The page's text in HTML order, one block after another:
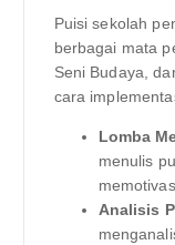
Puisi sekolah
berbagai mata
Seni Budaya,
cara
Lomba
menulis
Analisis